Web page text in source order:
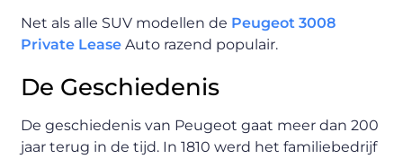
Net als alle SUV modellen de Peugeot 3008
Private Lease Auto razend populair.
De Geschiedenis
De geschiedenis van Peugeot gaat meer dan 200
jaar terug in de tijd. In 1810 werd het familiebedrijf